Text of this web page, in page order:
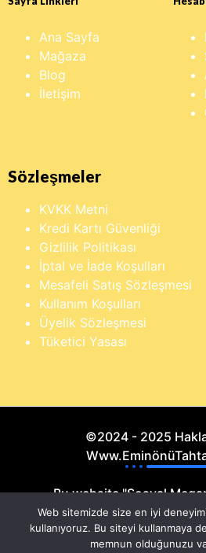
Ana Sayfa
Mağaza
Blog
İletişim
Sözleşmeler
KVKK Metni
Kredi Kartı Güvenliği
Gizlilik Politikası
İptal ve İade Koşulları
Mesafeli Satış Sözleşmesi
Kullanım Koşulları
Üyelik Sözleşmesi
Tüketici Yasası
©2024 - 2025
Bu website "Sosyal
Web sitemizde size en iyi
kullanıyoruz. Bu siteyi kullanmaya
memnun olduğunuzu